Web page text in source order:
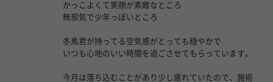
かっこよくて笑顔が素敵なところ
無邪気で少年っぽいところ
冬馬君が持ってる空気感がとっても穏やかで
いつも心地のいい時間を過ごさせてもらっています。
今月は落ち込むことがあり少し疲れていたので、施術